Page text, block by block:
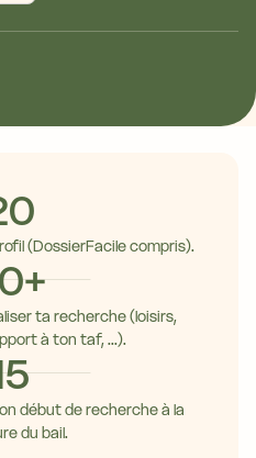
(DossierFacile compris).
ta recherche (loisirs,
à ton taf, ...).
début de recherche à la
du bail.